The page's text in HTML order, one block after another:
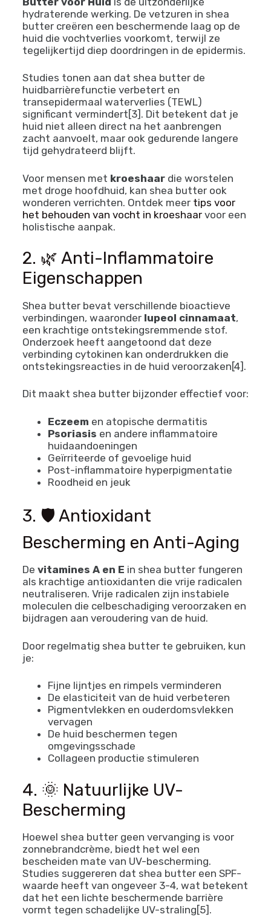
hydraterende werking. De vetzuren in shea
butter creëren een beschermende laag op de
huid die vochtverlies voorkomt, terwijl ze
tegelijkertijd diep doordringen in de epidermis.
Studies tonen aan dat shea butter de
huidbarrièrefunctie verbetert en
transepidermaal waterverlies (TEWL)
significant vermindert[3]. Dit betekent dat je
huid niet alleen direct na het aanbrengen
zacht aanvoelt, maar ook gedurende langere
tijd gehydrateerd blijft.
Voor mensen met kroeshaardie worstelen
met droge hoofdhuid, kan shea butter ook
wonderen verrichten. Ontdek meer tips voor
het behouden van vocht in kroeshaarvoor een
holistische aanpak.
2. 🌿 Anti-Inflammatoire
Eigenschappen
Shea butter bevat verschillende bioactieve
verbindingen, waaronder lupeol cinnamaat,
een krachtige ontstekingsremmende stof.
Onderzoek heeft aangetoond dat deze
verbinding cytokinen kan onderdrukken die
ontstekingsreacties in de huid veroorzaken[4].
Dit maakt shea butter bijzonder effectief voor:
Eczeem en atopische dermatitis
Psoriasis en andere inflammatoire
huidaandoeningen
Geïrriteerde of gevoelige huid
Post-inflammatoire hyperpigmentatie
Roodheid en jeuk
3. 🛡️ Antioxidant
Bescherming en Anti-Aging
De vitamines A en E in shea butter fungeren
als krachtige antioxidanten die vrije radicalen
neutraliseren. Vrije radicalen zijn instabiele
moleculen die celbeschadiging veroorzaken en
bijdragen aan veroudering van de huid.
Door regelmatig shea butter te gebruiken, kun
je:
Fijne lijntjes en rimpels verminderen
De elasticiteit van de huid verbeteren
Pigmentvlekken en ouderdomsvlekken
vervagen
De huid beschermen tegen
omgevingsschade
Collageen productie stimuleren
4. 🌞 Natuurlijke UV-
Bescherming
Hoewel shea butter geen vervanging is voor
zonnebrandcrème, biedt het wel een
bescheiden mate van UV-bescherming.
Studies suggereren dat shea butter een SPF-
waarde heeft van ongeveer 3-4, wat betekent
dat het een lichte beschermende barrière
vormt tegen schadelijke UV-straling[5].